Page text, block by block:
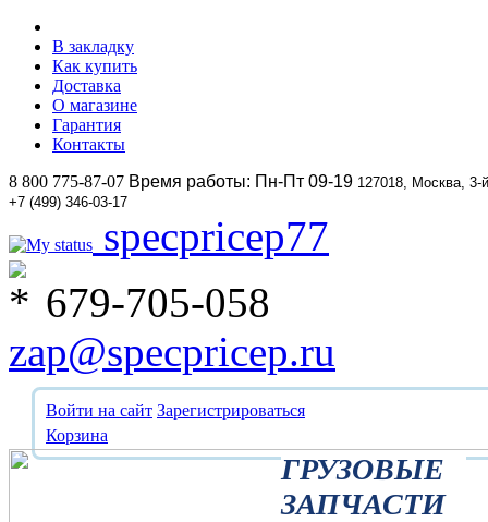
В закладку
Как купить
Доставка
О магазине
Гарантия
Контакты
8 800 775-87-07 Время работы: Пн-Пт 09-19 127018, Москва,
+7 (499) 346-03-17
specpricep77
679-705-058
zap@specpricep.ru
Войти на сайт Зарегистрироваться
Корзина
ГРУЗОВЫЕ
ЗАПЧАСТИ